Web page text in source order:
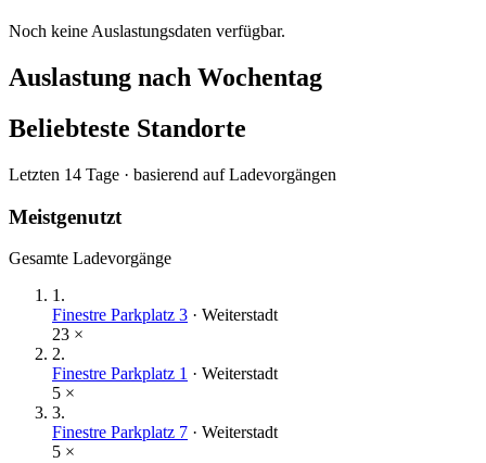
Noch keine Auslastungsdaten verfügbar.
Auslastung nach Wochentag
Beliebteste Standorte
Letzten 14 Tage · basierend auf Ladevorgängen
Meistgenutzt
Gesamte Ladevorgänge
1.
Finestre Parkplatz 3 · Weiterstadt
23 ×
2.
Finestre Parkplatz 1 · Weiterstadt
5 ×
3.
Finestre Parkplatz 7 · Weiterstadt
5 ×